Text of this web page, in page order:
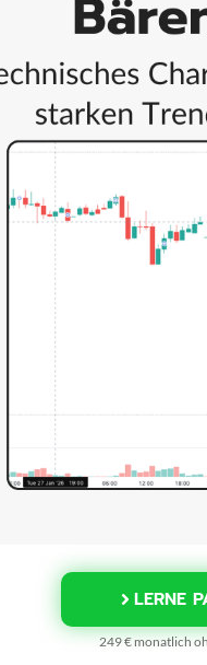
LERNE
249 € monatlich